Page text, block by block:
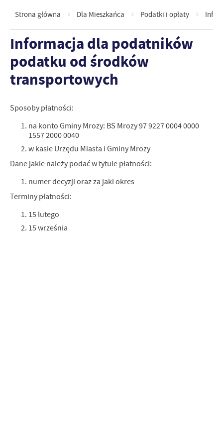
Strona główna Dla Mieszkańca Podatki i opłaty
Informacja dla podatników
podatku od środków
transportowych
Sposoby płatności:
na konto Gminy Mrozy: BS Mrozy 97 9227 0004 0000
1557 2000 0040
w kasie Urzędu Miasta i Gminy Mrozy
Dane jakie należy podać w tytule płatności:
numer decyzji oraz za jaki okres
Terminy płatności:
15 lutego
15 września